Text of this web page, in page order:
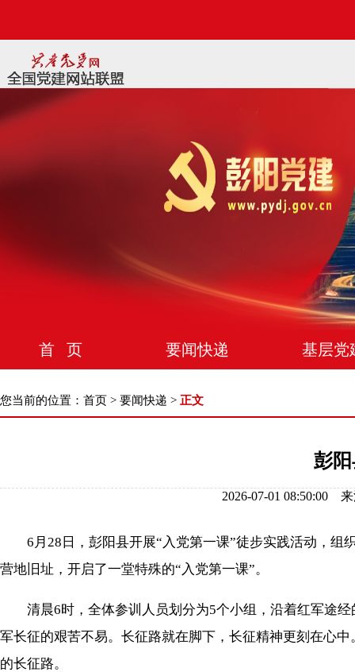
首 页 要闻快递 基层党
您当前的位置： 首页 > 要闻快递 > 正文
彭
2026-07-01 08:50:00
6月28日，彭阳县开展“入党第一课”徒步实践活动，组
营地旧址，开启了一堂特殊的“入党第一课”。
清晨6时，全体参训人员划分为5个小组，沿着红军途经
军长征的艰苦不易。长征路就在脚下，长征精神更刻在心
的长征路。